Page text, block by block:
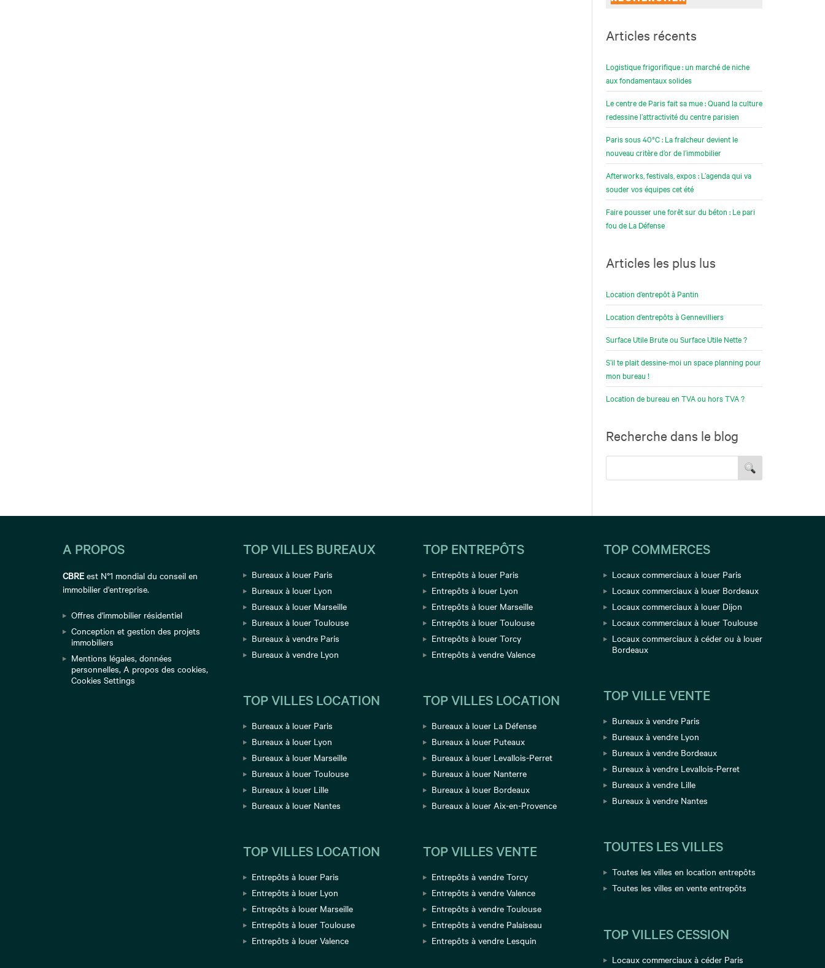
Articles récents
Logistique frigorifique : un marché de niche
aux fondamentaux solides
Le centre de Paris fait sa mue : Quand la culture
redessine l’attractivité du centre parisien
Paris sous 40°C : La fraîcheur devient le
nouveau critère d’or de l’immobilier
Afterworks, festivals, expos : L’agenda qui va
souder vos équipes cet été
Faire pousser une forêt sur du béton : Le pari
fou de La Défense
Articles les plus lus
Location d’entrepôt à Pantin
Location d’entrepôts à Gennevilliers
Surface Utile Brute ou Surface Utile Nette ?
S’il te plait dessine-moi un space planning pour
mon bureau !
Location de bureau en TVA ou hors TVA ?
Recherche dans le blog
A PROPOS
CBRE est N°1 mondial du conseil en
immobilier d'entreprise.
Offres d'immobilier résidentiel
Conception et gestion des projets
immobiliers
Mentions légales, données
personnelles, A propos des cookies,
Cookies Settings
TOP VILLES BUREAUX
Bureaux à louer Paris
Bureaux à louer Lyon
Bureaux à louer Marseille
Bureaux à louer Toulouse
Bureaux à vendre Paris
Bureaux à vendre Lyon
TOP VILLES LOCATION
Bureaux à louer Paris
Bureaux à louer Lyon
Bureaux à louer Marseille
Bureaux à louer Toulouse
Bureaux à louer Lille
Bureaux à louer Nantes
TOP VILLES LOCATION
Entrepôts à louer Paris
Entrepôts à louer Lyon
Entrepôts à louer Marseille
Entrepôts à louer Toulouse
Entrepôts à louer Valence
TOP ENTREPÔTS
Entrepôts à louer Paris
Entrepôts à louer Lyon
Entrepôts à louer Marseille
Entrepôts à louer Toulouse
Entrepôts à louer Torcy
Entrepôts à vendre Valence
TOP VILLES LOCATION
Bureaux à louer La Défense
Bureaux à louer Puteaux
Bureaux à louer Levallois-Perret
Bureaux à louer Nanterre
Bureaux à louer Bordeaux
Bureaux à louer Aix-en-Provence
TOP VILLES VENTE
Entrepôts à vendre Torcy
Entrepôts à vendre Valence
Entrepôts à vendre Toulouse
Entrepôts à vendre Palaiseau
Entrepôts à vendre Lesquin
TOP COMMERCES
Locaux commerciaux à louer Paris
Locaux commerciaux à louer Bordeaux
Locaux commerciaux à louer Dijon
Locaux commerciaux à louer Toulouse
Locaux commerciaux à céder ou à louer
Bordeaux
TOP VILLE VENTE
Bureaux à vendre Paris
Bureaux à vendre Lyon
Bureaux à vendre Bordeaux
Bureaux à vendre Levallois-Perret
Bureaux à vendre Lille
Bureaux à vendre Nantes
TOUTES LES VILLES
Toutes les villes en location entrepôts
Toutes les villes en vente entrepôts
TOP VILLES CESSION
Locaux commerciaux à céder Paris